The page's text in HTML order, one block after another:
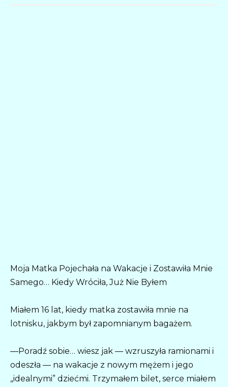
Moja Matka Pojechała na Wakacje i Zostawiła Mnie
Samego… Kiedy Wróciła, Już Nie Byłem
Miałem 16 lat, kiedy matka zostawiła mnie na
lotnisku, jakbym był zapomnianym bagażem.
—Poradź sobie… wiesz jak — wzruszyła ramionami i
odeszła — na wakacje z nowym mężem i jego
„idealnymi” dziećmi. Trzymałem bilet, serce miałem